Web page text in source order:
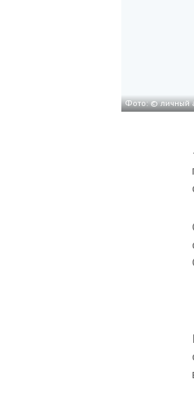
Фото: © личный